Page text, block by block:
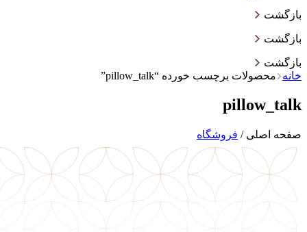
بازگشت
بازگشت
بازگشت
خانه
محصولات برچسب خورده “pillow_talk”
pillow_talk
صفحه اصلی / فروشگاه